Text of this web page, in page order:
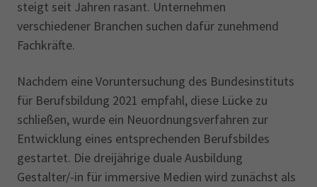
steigt seit Jahren rasant. Unternehmen
verschiedener Branchen suchen dafür zunehmend
Fachkräfte.
Nachdem eine Voruntersuchung des Bundesinstituts
für Berufsbildung 2021 empfahl, diese Lücke zu
schließen, wurde ein Neuordnungsverfahren zur
Entwicklung eines entsprechenden Berufsbildes
gestartet. Die dreijährige duale Ausbildung
Gestalter/-in für immersive Medien wird zunächst als